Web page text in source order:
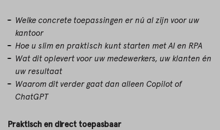
Welke concrete toepassingen er nú al zijn voor uw
kantoor
Hoe u slim en praktisch kunt starten met AI en RPA
Wat dit oplevert voor uw medewerkers, uw klanten én
uw resultaat
Waarom dit verder gaat dan alleen Copilot of
ChatGPT
Praktisch en direct toepasbaar